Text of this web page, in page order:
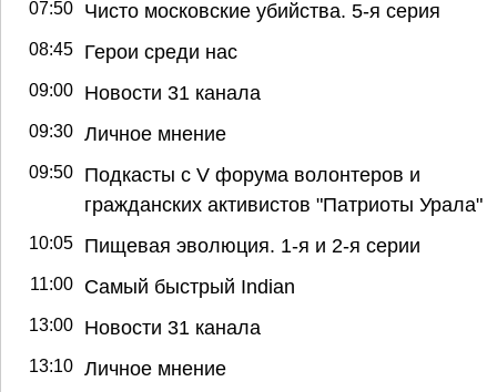
07:50 Чисто московские убийства. 5-я серия
08:45 Герои среди нас
09:00 Новости 31 канала
09:30 Личное мнение
09:50
Подкасты с V форума волонтеров и
гражданских активистов "Патриоты Урала"
10:05 Пищевая эволюция. 1-я и 2-я серии
11:00 Самый быстрый Indian
13:00 Новости 31 канала
13:10 Личное мнение